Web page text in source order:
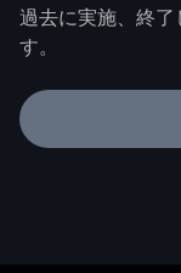
過去に実施、終了
す。